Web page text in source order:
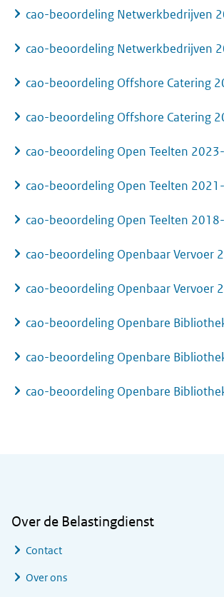
cao-beoordeling Netwerkbedrijven
cao-beoordeling Netwerkbedrijven
cao-beoordeling Offshore Catering
cao-beoordeling Offshore Catering
cao-beoordeling Open Teelten
cao-beoordeling Open Teelten
cao-beoordeling Open Teelten
cao-beoordeling Openbaar Vervoer
cao-beoordeling Openbaar Vervoer
cao-beoordeling Openbare
cao-beoordeling Openbare
cao-beoordeling Openbare
Over de Belastingdienst
Contact
Over ons